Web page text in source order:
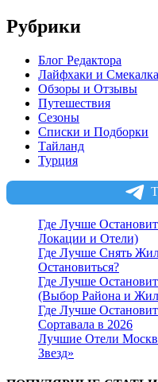
Рубрики
Блог Редактора
Лайфхаки и Смекалка
Обзоры и Отзывы
Путешествия
Сезоны
Списки и Подборки
Тайланд
Турция
Где Лучше
Локации и Отели)
Где Лучше Снять
Остановиться?
Где Лучше
(Выбор Района и
Где Лучше
Сортавала в 2026
Лучшие Отели
Звезд»